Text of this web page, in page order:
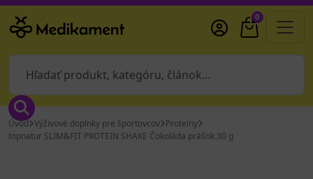
0
Úvod Výživové doplnky pre športovcov Proteíny
topnatur SLIM&FIT PROTEIN SHAKE Čokoláda prášok 30 g